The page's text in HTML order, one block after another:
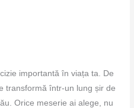
importantă în viața ta. De
transformă într-un lung șir de
Orice meserie ai alege, nu